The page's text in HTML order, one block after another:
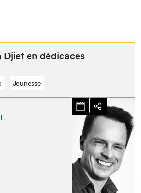
Djief en dédicaces
Jeunesse